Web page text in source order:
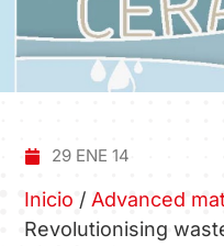
29 ENE 14
Inicio / Advanced
Revolutionising